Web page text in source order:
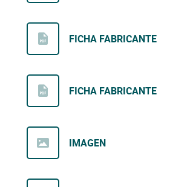
FICHA FABRICANTE
FICHA FABRICANTE
IMAGEN